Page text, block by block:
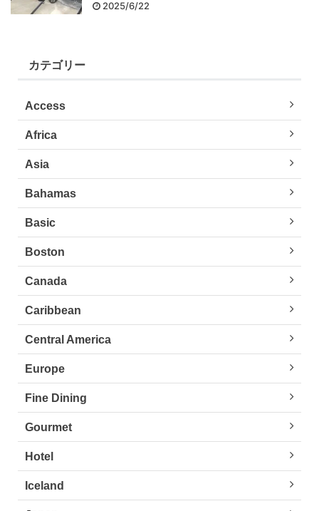
2025/6/22
カテゴリー
Access
Africa
Asia
Bahamas
Basic
Boston
Canada
Caribbean
Central America
Europe
Fine Dining
Gourmet
Hotel
Iceland